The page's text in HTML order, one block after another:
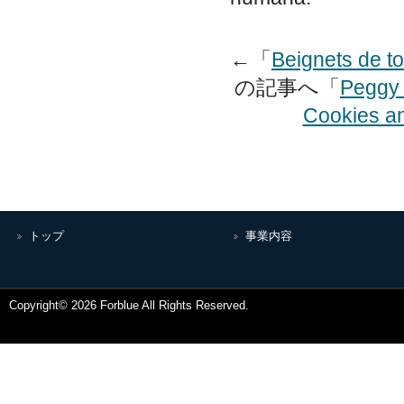
←「Beignets de
の記事へ「
Cookies
トップ 事業内容
Copyright© 2026 Forblue All Rights Reserved.